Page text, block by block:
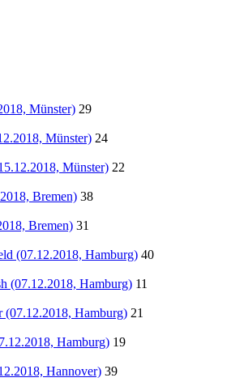
Münster) 29
Münster) 24
Münster) 22
Bremen) 38
Bremen) 31
(07.12.2018, Hamburg) 40
(07.12.2018, Hamburg) 11
(07.12.2018, Hamburg) 21
Hamburg) 19
Hannover) 39